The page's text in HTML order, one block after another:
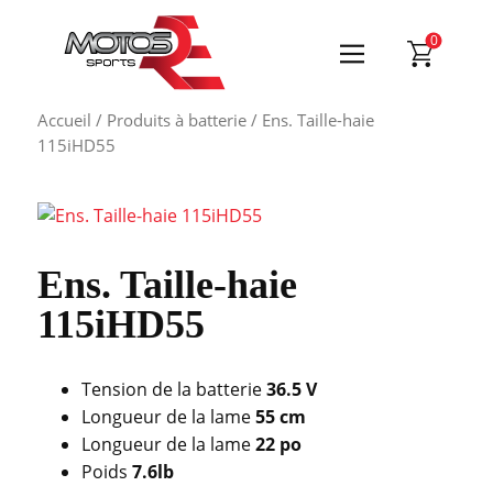
0
Accueil / Produits à batterie / Ens. Taille-haie
115iHD55
Ens. Taille-haie
115iHD55
Tension de la batterie36.5 V
Longueur de la lame55 cm
Longueur de la lame22 po
Poids 7.6lb